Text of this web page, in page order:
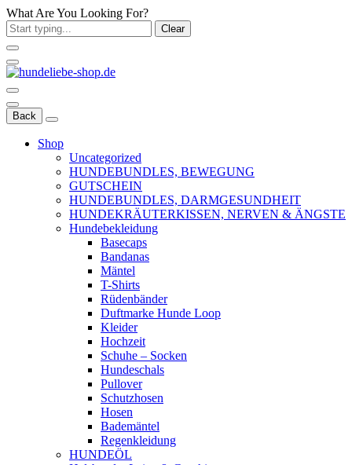
What Are You Looking For?
Clear
Back
Shop
Uncategorized
HUNDEBUNDLES, BEWEGUNG
GUTSCHEIN
HUNDEBUNDLES, DARMGESUNDHEIT
HUNDEKRÄUTERKISSEN, NERVEN & ÄNGSTE
Hundebekleidung
Basecaps
Bandanas
Mäntel
T-Shirts
Rüdenbänder
Duftmarke Hunde Loop
Kleider
Hochzeit
Schuhe – Socken
Hundeschals
Pullover
Schutzhosen
Hosen
Bademäntel
Regenkleidung
HUNDEÖL